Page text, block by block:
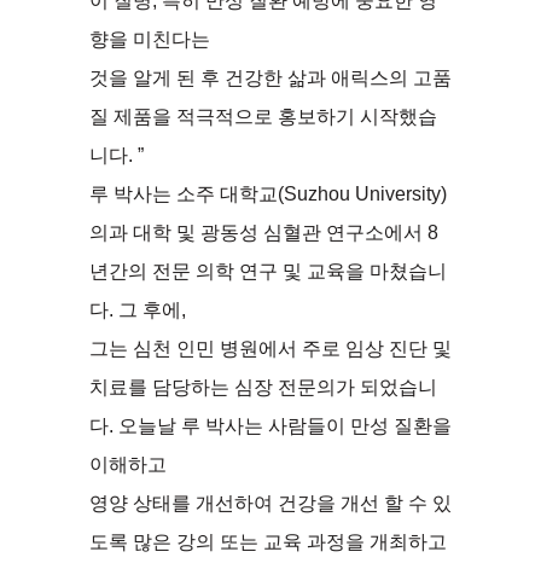
향을 미친다는
것을 알게 된 후 건강한 삶과 애릭스의 고품
질 제품을 적극적으로 홍보하기 시작했습
니다. ”
루 박사는 소주 대학교(Suzhou University)
의과 대학 및 광동성 심혈관 연구소에서 8
년간의 전문 의학 연구 및 교육을 마쳤습니
다. 그 후에,
그는 심천 인민 병원에서 주로 임상 진단 및
치료를 담당하는 심장 전문의가 되었습니
다. 오늘날 루 박사는 사람들이 만성 질환을
이해하고
영양 상태를 개선하여 건강을 개선 할 수 있
도록 많은 강의 또는 교육 과정을 개최하고